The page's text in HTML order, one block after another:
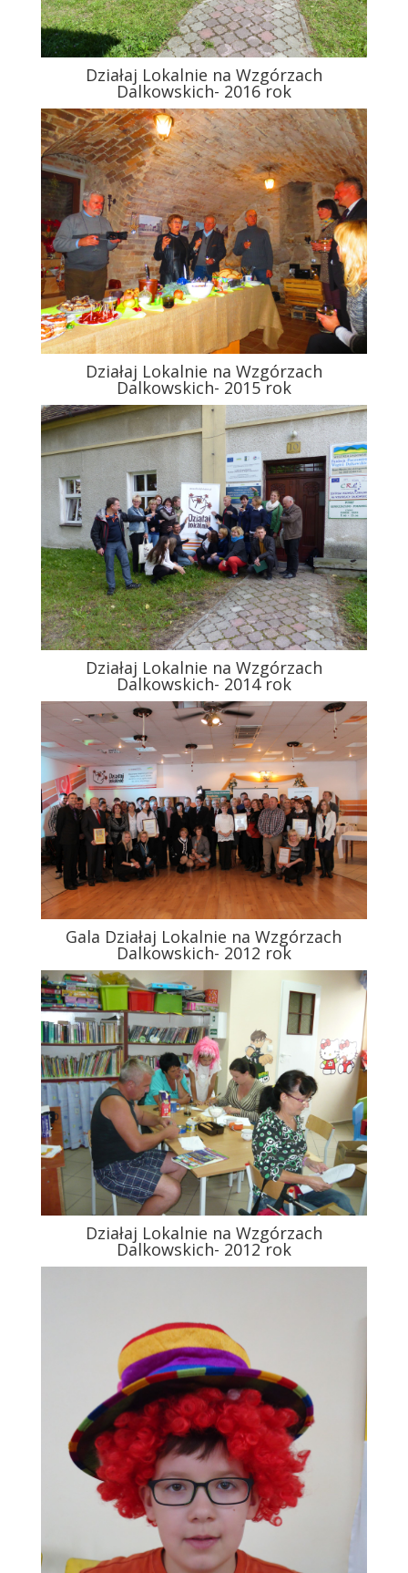
Działaj Lokalnie na Wzgórzach
Dalkowskich- 2016 rok
Działaj Lokalnie na Wzgórzach
Dalkowskich- 2015 rok
Działaj Lokalnie na Wzgórzach
Dalkowskich- 2014 rok
Gala Działaj Lokalnie na Wzgórzach
Dalkowskich- 2012 rok
Działaj Lokalnie na Wzgórzach
Dalkowskich- 2012 rok